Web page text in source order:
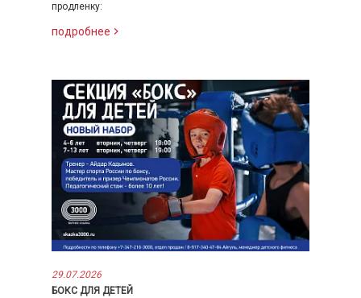
продленку:
подробнее
29.07.2026
БОКС ДЛЯ ДЕТЕЙ